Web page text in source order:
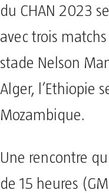
du CHAN 2023
avec trois
stade Nelson
Alger, l’Ethiopie
Mozambique.
Une rencontre
de 15 heures